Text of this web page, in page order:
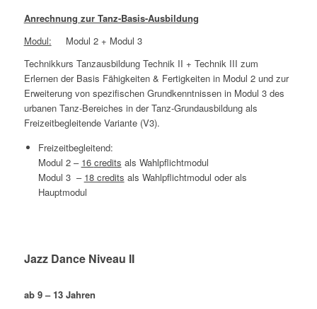
Anrechnung zur Tanz-Basis-Ausbildung
Modul: Modul 2 + Modul 3
Technikkurs Tanzausbildung Technik II + Technik III zum
Erlernen der Basis Fähigkeiten & Fertigkeiten in Modul 2 und zur
Erweiterung von spezifischen Grundkenntnissen in Modul 3 des
urbanen Tanz-Bereiches in der Tanz-Grundausbildung als
Freizeitbegleitende Variante (V3).
Freizeitbegleitend:
Modul 2 – 16 credits als Wahlpflichtmodul
Modul 3 – 18 credits als Wahlpflichtmodul oder als
Hauptmodul
Jazz Dance Niveau II
ab 9 – 13 Jahren